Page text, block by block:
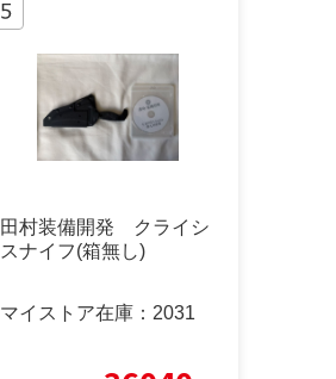
田村装備開発 クライシ
スナイフ(箱無し)
マイストア在庫： 2031